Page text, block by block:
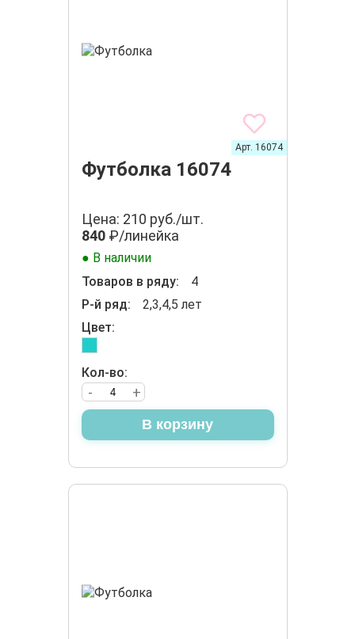
Футболка 16074
Арт. 16074
Цена: 210 руб./шт.
840₽/линейка
● В наличии
Товаров в ряду:
4
Р-й ряд:
2,3,4,5 лет
Цвет:
Кол-во:
+
-
В корзину